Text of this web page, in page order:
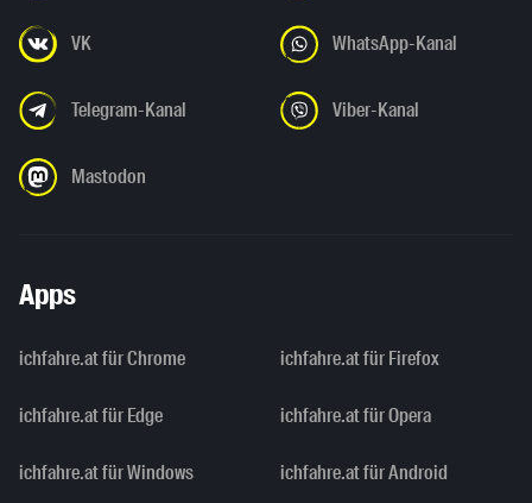
VK WhatsApp-Kanal
Telegram-Kanal Viber-Kanal
Mastodon
Apps
ichfahre.at für Chrome ichfahre.at für Firefox
ichfahre.at für Edge ichfahre.at für Opera
ichfahre.at für Windows ichfahre.at für Android